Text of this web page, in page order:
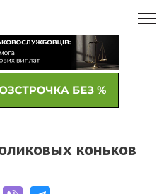
коньков